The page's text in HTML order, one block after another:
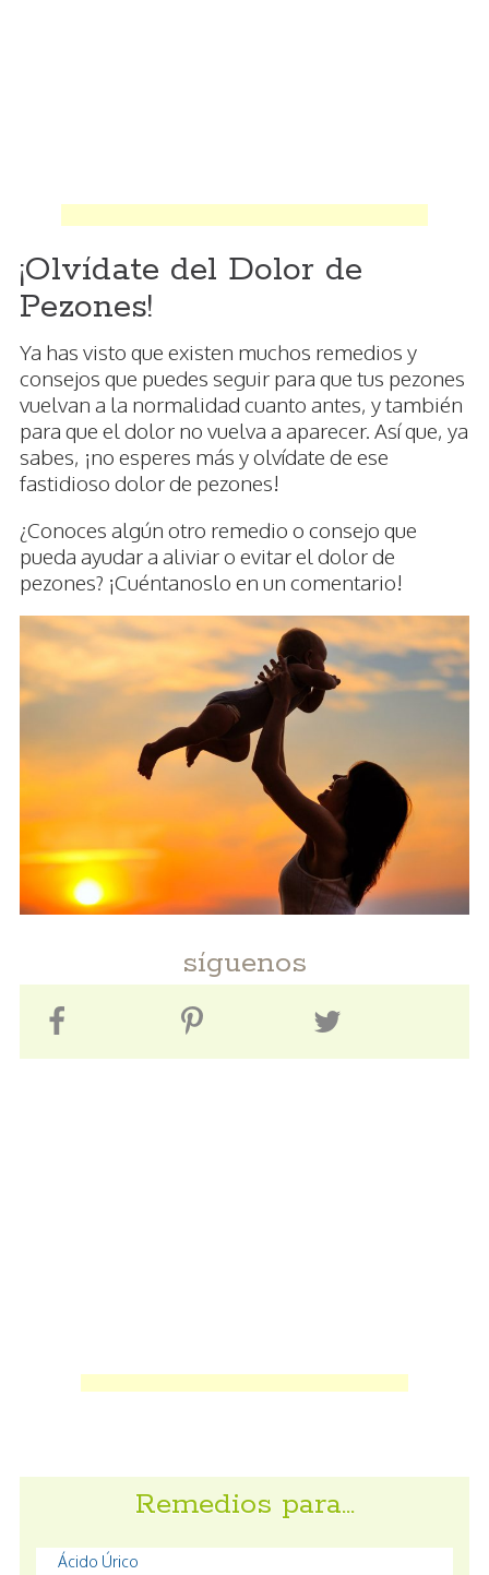
¡Olvídate del Dolor de
Pezones!
Ya has visto que existen muchos remedios y
consejos que puedes seguir para que tus pezones
vuelvan a la normalidad cuanto antes, y también
para que el dolor no vuelva a aparecer. Así que, ya
sabes, ¡no esperes más y olvídate de ese
fastidioso dolor de pezones!
¿Conoces algún otro remedio o consejo que
pueda ayudar a aliviar o evitar el dolor de
pezones? ¡Cuéntanoslo en un comentario!
síguenos
Remedios para…
Ácido Úrico